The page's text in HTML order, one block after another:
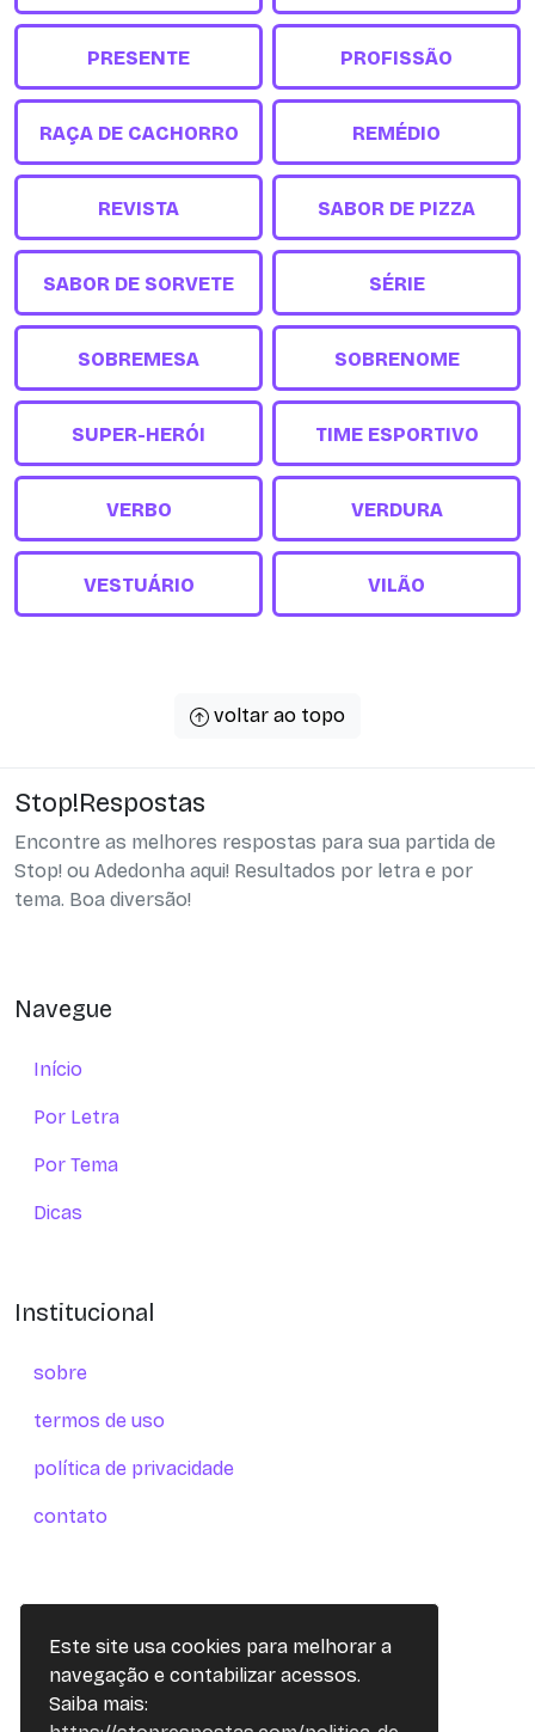
Este site usa cookies para melhorar a
navegação e contabilizar acessos.
Saiba mais:
PRESENTE PROFISSÃO
RAÇA DE CACHORRO REMÉDIO
REVISTA SABOR DE PIZZA
SABOR DE SORVETE SÉRIE
SOBREMESA SOBRENOME
SUPER-HERÓI TIME ESPORTIVO
VERBO VERDURA
VESTUÁRIO VILÃO
voltar ao topo
Stop!Respostas
Encontre as melhores respostas para sua partida de
Stop! ou Adedonha aqui! Resultados por letra e por
tema. Boa diversão!
Navegue
Início
Por Letra
Por Tema
Dicas
Institucional
sobre
termos de uso
política de privacidade
contato